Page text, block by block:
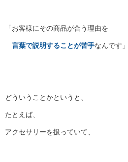
「お客様にその商品が合う理由を
言葉で説明することが苦手なんです」
どういうことかというと、
たとえば、
アクセサリーを扱っていて、